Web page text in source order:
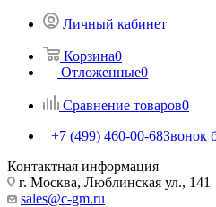
Личный кабинет
Корзина0
Отложенные0
Сравнение товаров0
+7 (499) 460-00-68Звонок
Контактная информация
г. Москва, Люблинская ул., 141
sales@c-gm.ru